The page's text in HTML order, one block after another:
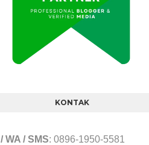
KONTAK
WA / SMS: 0896-1950-5581